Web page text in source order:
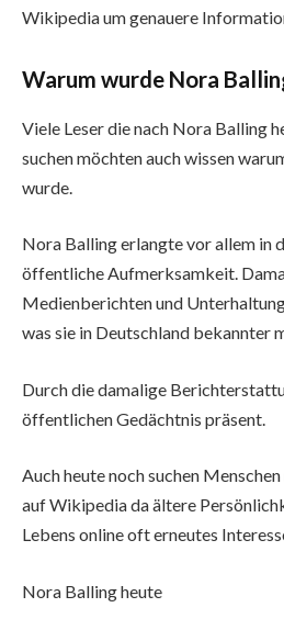
Wikipedia um genauere
Warum wurde Nora
Viele Leser die nach Nora Balling
suchen möchten auch wissen
wurde.
Nora Balling erlangte vor allem in
öffentliche Aufmerksamkeit.
Medienberichten und
was sie in Deutschland bekannter
Durch die damalige
öffentlichen Gedächtnis präsent.
Auch heute noch suchen
auf Wikipedia da ältere
Lebens online oft erneutes
Nora Balling heute